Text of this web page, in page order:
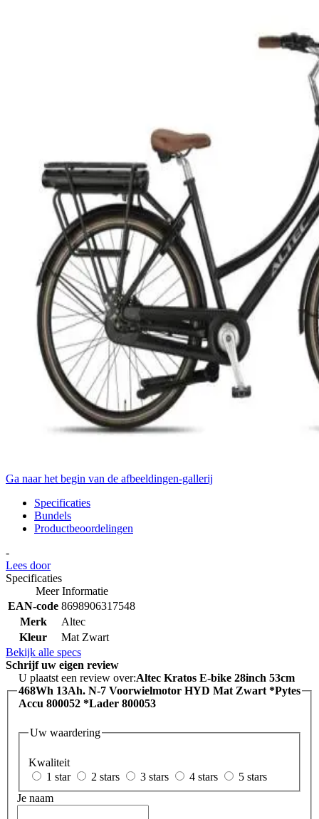
Ga naar het begin van de afbeeldingen-gallerij
Specificaties
Bundels
Productbeoordelingen
-
Lees door
Specificaties
Meer Informatie
EAN-code 8698906317548
Merk
Altec
Kleur
Mat Zwart
Bekijk alle specs
Schrijf uw eigen review
U plaatst een review over:Altec Kratos E-bike 28inch 53cm
468Wh 13Ah. N-7 Voorwielmotor HYD Mat Zwart *Pytes
Accu 800052 *Lader 800053
Uw waardering
Kwaliteit
1 star
2 stars 3 stars 4 stars
5 stars
Je naam